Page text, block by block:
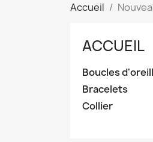
Accueil
ACCUEIL
Boucles
Bracelets
Collier